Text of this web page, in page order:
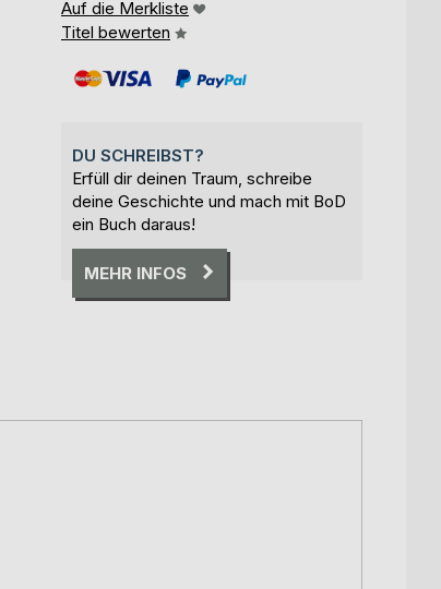
Auf die Merkliste
Titel bewerten
DU SCHREIBST?
Erfüll dir deinen Traum, schreibe
deine Geschichte und mach mit BoD
ein Buch daraus!
MEHR INFOS